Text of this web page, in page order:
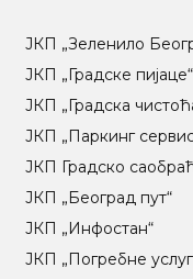
ЈКП „Зеленило
ЈКП „Градске пијаце“
ЈКП „Градска
ЈКП „Паркинг
ЈКП Градско
ЈКП „Београд пут“
ЈКП „Инфостан“
ЈКП „Погребне